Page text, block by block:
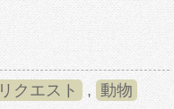
リクエスト , 動物